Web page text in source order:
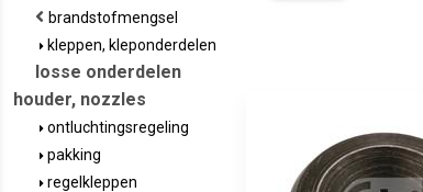
brandstofmengsel
kleppen, kleponderdelen
losse onderdelen
houder, nozzles
ontluchtingsregeling
pakking
regelkleppen